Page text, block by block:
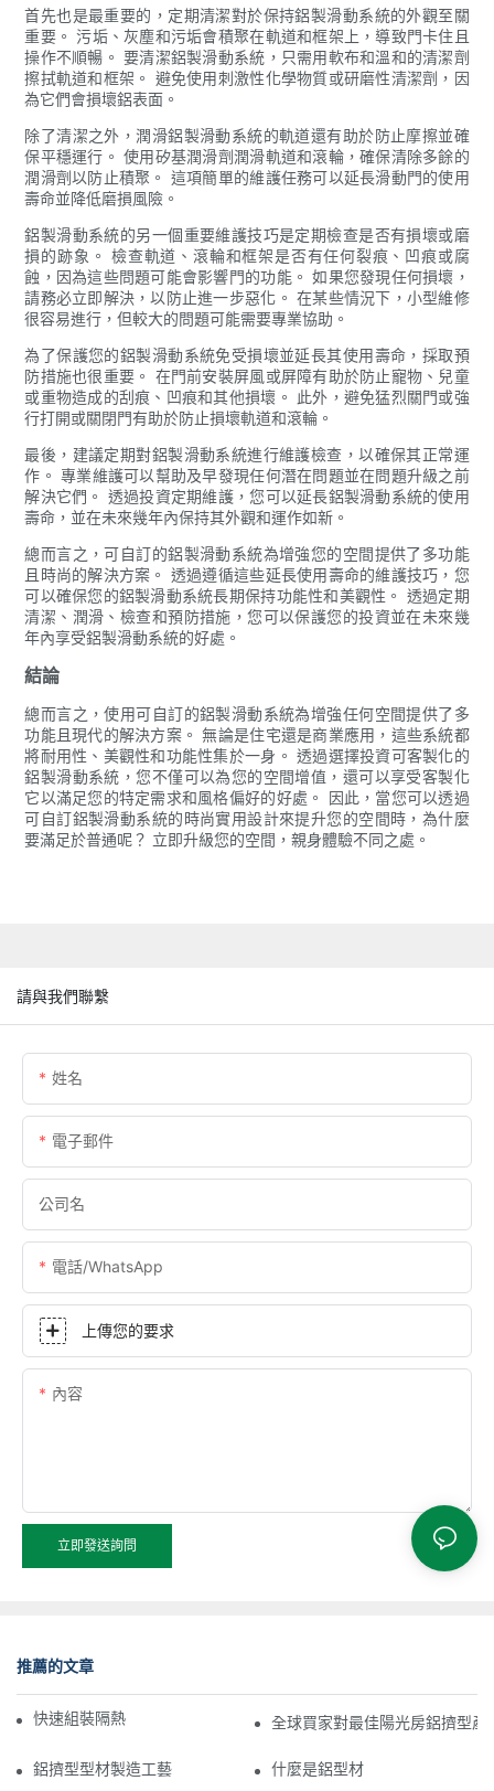
首先也是最重要的，定期清潔對於保持鋁製滑動系統的外觀至關
重要。 污垢、灰塵和污垢會積聚在軌道和框架上，導致門卡住且
操作不順暢。 要清潔鋁製滑動系統，只需用軟布和溫和的清潔劑
擦拭軌道和框架。 避免使用刺激性化學物質或研磨性清潔劑，因
為它們會損壞鋁表面。
除了清潔之外，潤滑鋁製滑動系統的軌道還有助於防止摩擦並確
保平穩運行。 使用矽基潤滑劑潤滑軌道和滾輪，確保清除多餘的
潤滑劑以防止積聚。 這項簡單的維護任務可以延長滑動門的使用
壽命並降低磨損風險。
鋁製滑動系統的另一個重要維護技巧是定期檢查是否有損壞或磨
損的跡象。 檢查軌道、滾輪和框架是否有任何裂痕、凹痕或腐
蝕，因為這些問題可能會影響門的功能。 如果您發現任何損壞，
請務必立即解決，以防止進一步惡化。 在某些情況下，小型維修
很容易進行，但較大的問題可能需要專業協助。
為了保護您的鋁製滑動系統免受損壞並延長其使用壽命，採取預
防措施也很重要。 在門前安裝屏風或屏障有助於防止寵物、兒童
或重物造成的刮痕、凹痕和其他損壞。 此外，避免猛烈關門或強
行打開或關閉門有助於防止損壞軌道和滾輪。
最後，建議定期對鋁製滑動系統進行維護檢查，以確保其正常運
作。 專業維護可以幫助及早發現任何潛在問題並在問題升級之前
解決它們。 透過投資定期維護，您可以延長鋁製滑動系統的使用
壽命，並在未來幾年內保持其外觀和運作如新。
總而言之，可自訂的鋁製滑動系統為增強您的空間提供了多功能
且時尚的解決方案。 透過遵循這些延長使用壽命的維護技巧，您
可以確保您的鋁製滑動系統長期保持功能性和美觀性。 透過定期
清潔、潤滑、檢查和預防措施，您可以保護您的投資並在未來幾
年內享受鋁製滑動系統的好處。
結論
總而言之，使用可自訂的鋁製滑動系統為增強任何空間提供了多
功能且現代的解決方案。 無論是住宅還是商業應用，這些系統都
將耐用性、美觀性和功能性集於一身。 透過選擇投資可客製化的
鋁製滑動系統，您不僅可以為您的空間增值，還可以享受客製化
它以滿足您的特定需求和風格偏好的好處。 因此，當您可以透過
可自訂鋁製滑動系統的時尚實用設計來提升您的空間時，為什麼
要滿足於普通呢？ 立即升級您的空間，親身體驗不同之處。
請與我們聯繫
姓名
電子郵件
公司名
電話/WhatsApp
上傳您的要求
內容
立即發送詢問
推薦的文章
快速組裝隔熱鋁型材日光浴室 全球買家對最佳陽光房鋁擠型產
鋁擠型型材製造工藝 什麼是鋁型材